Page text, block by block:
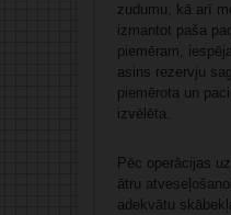
zudumu, kā arī
izmantot paša
piemēram,
asins rezervju
piemērota un
izvēlēta.
Pēc operācijas
ātru
adekvātu